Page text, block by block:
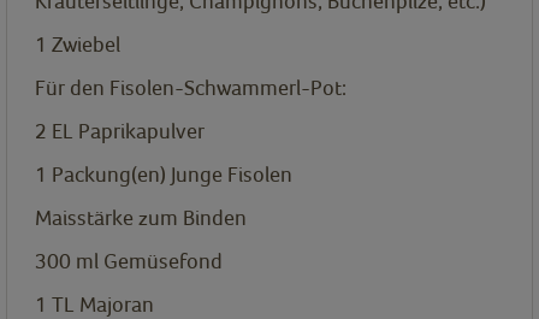
1 Zwiebel
Für den Fisolen-Schwammerl-Pot:
2 EL Paprikapulver
1 Packung(en) Junge Fisolen
Maisstärke zum Binden
300 ml Gemüsefond
1 TL Majoran